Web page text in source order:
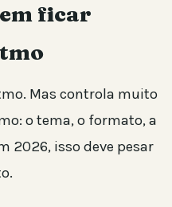
ficar
Mas controla muito
o tema, o formato, a
2026, isso deve pesar